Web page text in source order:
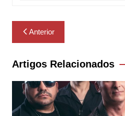
Navegação
de
Post
Anterior
Artigos Relacionados